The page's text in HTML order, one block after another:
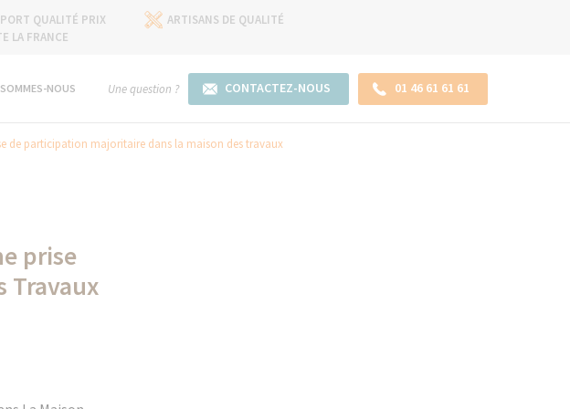
QUALITÉ PRIX
ARTISANS DE QUALITÉ
LA FRANCE
NOUS Une question ? CONTACTEZ-NOUS 01 46 61 61 61
de participation majoritaire dans la maison des travaux
prise
Travaux